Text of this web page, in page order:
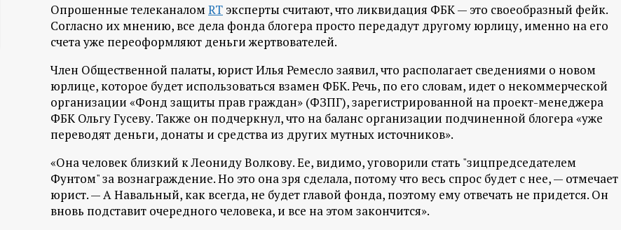
и
о
н
н
ы
й
п
Опрошенные телеканаломRTэксперты считают, что ликвидация ФБК — это своеобразный фейк.
Согласно их мнению, все дела фонда блогера просто передадут другому юрлицу, именно на его
счета уже переоформляют деньги жертвователей.
Член Общественной палаты, юрист Илья Ремесло заявил, что располагает сведениями о новом
юрлице, которое будет использоваться взамен ФБК. Речь, по его словам, идет о некоммерческой
организации «Фонд защиты прав граждан» (ФЗПГ), зарегистрированной на проект-менеджера
ФБК Ольгу Гусеву. Также он подчеркнул, что на баланс организации подчиненной блогера «уже
переводят деньги, донаты и средства из других мутных источников».
«Она человек близкий к Леониду Волкову. Ее, видимо, уговорили стать "зицпредседателем
Фунтом" за вознаграждение. Но это она зря сделала, потому что весь спрос будет с нее, — отмечает
юрист. — А Навальный, как всегда, не будет главой фонда, поэтому ему отвечать не придется. Он
вновь подставит очередного человека, и все на этом закончится».